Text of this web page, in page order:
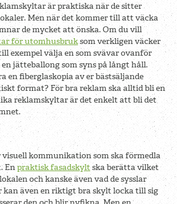
är praktiska när de sitter
Men när det kommer till att väcka
de mycket att önska. Om du vill
för utomhusbruksom verkligen väcker
exempel välja en som svävar ovanför
jätteballong som syns på långt håll.
en fiberglaskopia av er bästsäljande
format? För bra reklam ska alltid bli en
reklamskyltar är det enkelt att bli det
kommunikation som ska förmedla
Enpraktisk fasadskyltska berätta vilket
och kanske även vad de sysslar
kan även en riktigt bra skylt locka till sig